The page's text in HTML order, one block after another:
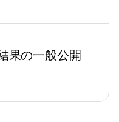
果の一般公開